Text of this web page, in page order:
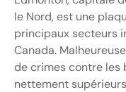
le Nord, est une
principaux secteurs
Canada.
de crimes contre les
nettement